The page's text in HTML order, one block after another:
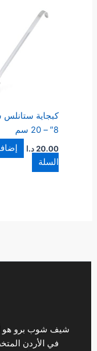
كبجاية ستانلس
8″ – 20 سم
20.00 د.ا
السلة
شيف شوب برو هو
في الأردن